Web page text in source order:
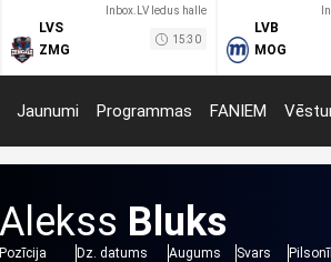
Inbox.LV ledus halle
LVS
ZMG
15:30
LVB
MOG
Jaunumi Programmas FANIEM
Alekss Bluks
Pozīcija Dz. datums Augums Svars